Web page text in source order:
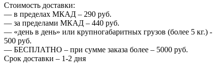
Стоимость доставки:
— в пределах МКАД – 290 руб.
— за пределами МКАД – 440 руб.
— «день в день» или крупногабаритных грузов (более 5 кг.) -
500 руб.
— БЕСПЛАТНО – при сумме заказа более – 5000 руб.
Срок доставки – 1-2 дня